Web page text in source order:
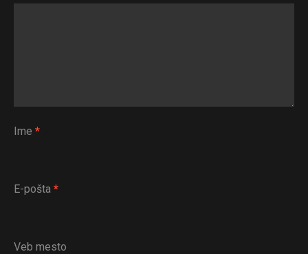
Ime *
E-pošta *
Veb mesto